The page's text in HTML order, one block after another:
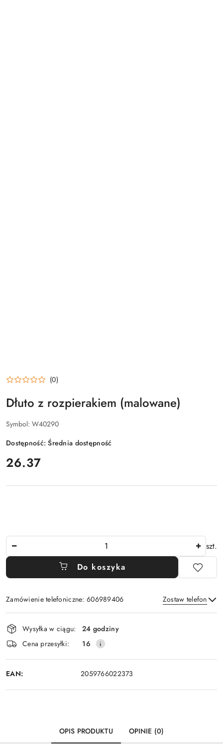
(0)
Dłuto z rozpierakiem (malowane)
Symbol: W40290
Dostępność:Średnia dostępność
cena:
26.37
szt.
Do koszyka
Zamówienie telefoniczne: 606989406 Zostaw telefon
Wyślij
Dostępność
i
dostawa
Wysyłka w ciągu:
24 godziny
Cena przesyłki:
16
EAN: 2059766022373
OPIS PRODUKTU OPINIE (0)